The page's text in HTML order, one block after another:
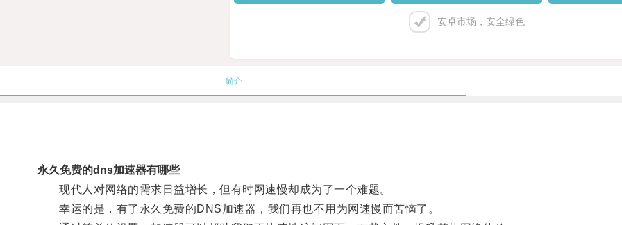
安卓市场，安全绿色
简介
永久免费的dns加速器有哪些
现代人对网络的需求日益增长，但有时网速慢却成为了一个难题。
幸运的是，有了永久免费的DNS加速器，我们再也不用为网速慢而苦恼了。